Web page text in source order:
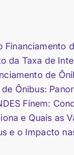
Financiamento
da Taxa de
de
Ônibus:
Finem:
e Quais as
e o Impacto